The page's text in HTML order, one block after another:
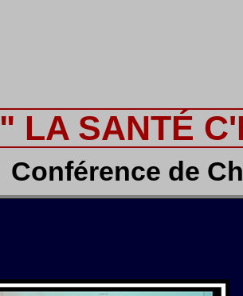
" LA SANTÉ
Conférence de